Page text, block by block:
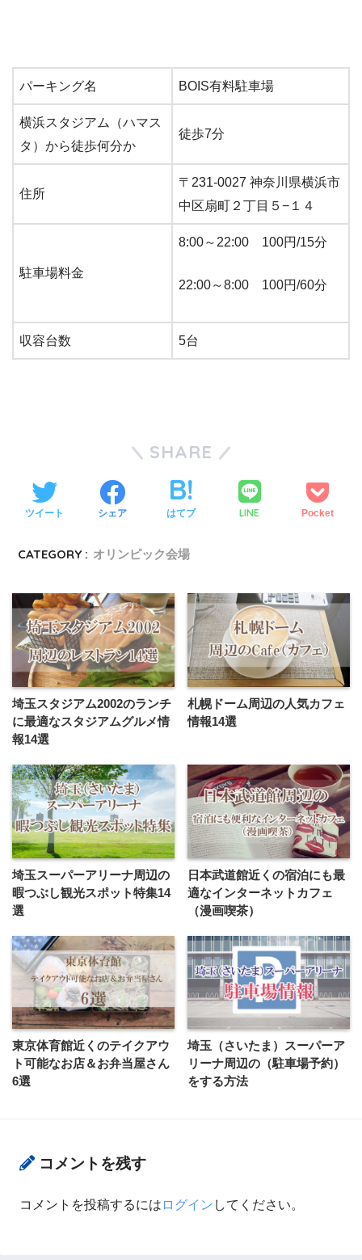
パーキング名 BOIS有料駐車場
横浜スタジアム（ハマス
タ）から徒歩何分か
徒歩7分
住所
〒231-0027 神奈川県横浜市
中区扇町２丁目５−１４
駐車場料金
8:00～22:00 100円/15分
22:00～8:00 100円/60分
収容台数 5台
SHARE
ツイート シェア はてブ LINE Pocket
CATEGORY : オリンピック会場
埼玉スタジアム2002のランチ
に最適なスタジアムグルメ情
報14選
札幌ドーム周辺の人気カフェ
情報14選
埼玉スーパーアリーナ周辺の
暇つぶし観光スポット特集14
選
日本武道館近くの宿泊にも最
適なインターネットカフェ
（漫画喫茶）
東京体育館近くのテイクアウ
ト可能なお店＆お弁当屋さん
6選
埼玉（さいたま）スーパーア
リーナ周辺の（駐車場予約）
をする方法
コメントを残す
コメントを投稿するには ログイン してください。